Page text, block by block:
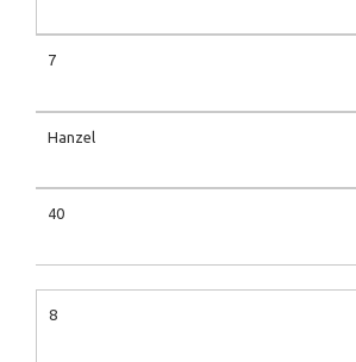
7
Hanzel
40
8